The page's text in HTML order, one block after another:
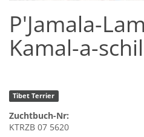
P'Jamala-
Kamal-a-
Tibet Terrier
Zuchtbuch-Nr:
KTRZB 07 5620